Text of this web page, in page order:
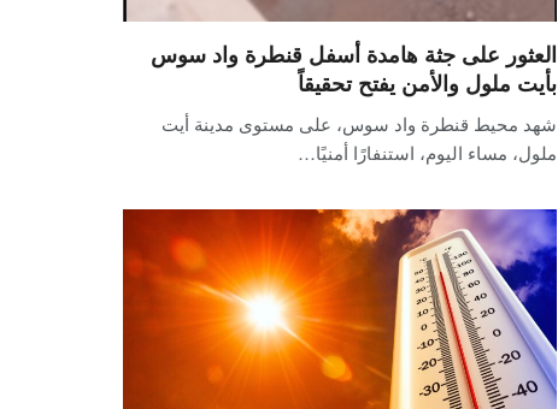
العثور على جثة هامدة أسفل قنطرة واد سوس
بأيت ملول والأمن يفتح تحقيقاً
شهد محيط قنطرة واد سوس، على مستوى مدينة أيت
ملول، مساء اليوم، استنفارًا أمنيًا…